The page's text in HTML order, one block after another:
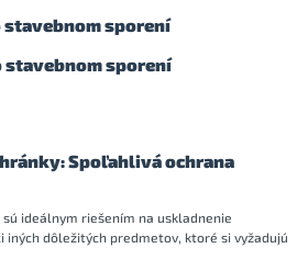
stavebnom sporení
stavebnom sporení
Spoľahlivá ochrana
ideálnym riešením na uskladnenie
iných dôležitých predmetov, ktoré si vyžadujú